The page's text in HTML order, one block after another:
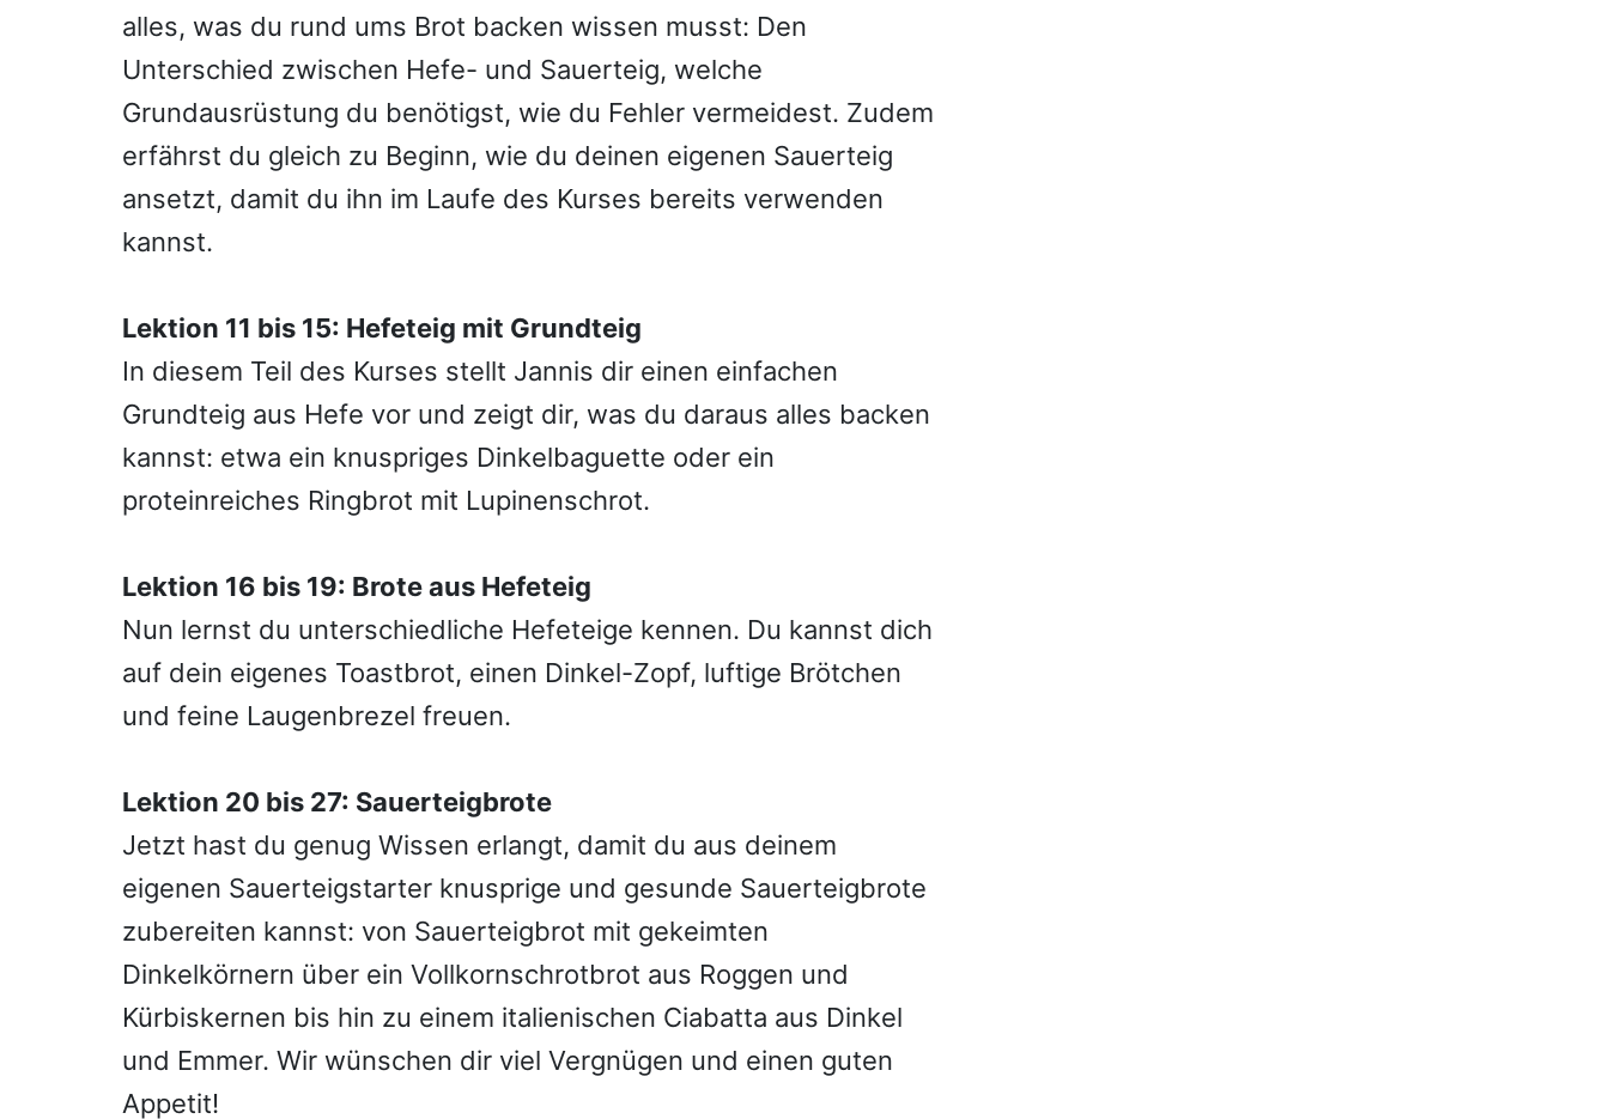
alles, was du rund ums Brot backen wissen musst: Den
Unterschied zwischen Hefe- und Sauerteig, welche
Grundausrüstung du benötigst, wie du Fehler vermeidest. Zudem
erfährst du gleich zu Beginn, wie du deinen eigenen Sauerteig
ansetzt, damit du ihn im Laufe des Kurses bereits verwenden
kannst.
Lektion 11 bis 15: Hefeteig mit Grundteig
In diesem Teil des Kurses stellt Jannis dir einen einfachen
Grundteig aus Hefe vor und zeigt dir, was du daraus alles backen
kannst: etwa ein knuspriges Dinkelbaguette oder ein
proteinreiches Ringbrot mit Lupinenschrot.
Lektion 16 bis 19: Brote aus Hefeteig
Nun lernst du unterschiedliche Hefeteige kennen. Du kannst dich
auf dein eigenes Toastbrot, einen Dinkel-Zopf, luftige Brötchen
und feine Laugenbrezel freuen.
Lektion 20 bis 27: Sauerteigbrote
Jetzt hast du genug Wissen erlangt, damit du aus deinem
eigenen Sauerteigstarter knusprige und gesunde Sauerteigbrote
zubereiten kannst: von Sauerteigbrot mit gekeimten
Dinkelkörnern über ein Vollkornschrotbrot aus Roggen und
Kürbiskernen bis hin zu einem italienischen Ciabatta aus Dinkel
und Emmer. Wir wünschen dir viel Vergnügen und einen guten
Appetit!